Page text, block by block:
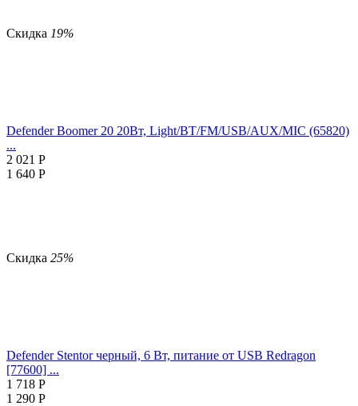
Скидка 19%
Defender Boomer 20 20Вт, Light/BT/FM/USB/AUX/MIC (65820)
...
2 021 Р
1 640 Р
Скидка 25%
Defender Stentor черный, 6 Вт, питание от USB Redragon
[77600] ...
1 718 Р
1 290 Р